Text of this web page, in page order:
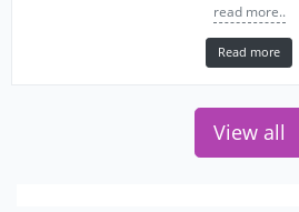
read more..
Read more
View all